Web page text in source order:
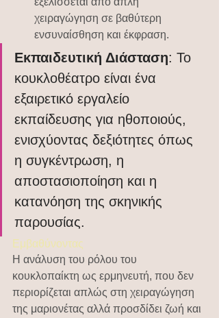
χειραγώγηση σε βαθύτερη
ενσυναίσθηση και έκφραση.
Εκπαιδευτική Διάσταση: Το
κουκλοθέατρο είναι ένα
εξαιρετικό εργαλείο
εκπαίδευσης για ηθοποιούς,
ενισχύοντας δεξιότητες όπως
η συγκέντρωση, η
αποστασιοποίηση και η
κατανόηση της σκηνικής
παρουσίας.
Εμβαθύνοντας
Η ανάλυση του ρόλου του
κουκλοπαίκτη ως ερμηνευτή, που δεν
περιορίζεται απλώς στη χειραγώγηση
της μαριονέτας αλλά προσδίδει ζωή και